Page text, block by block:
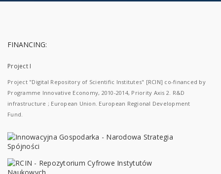
FINANCING:
Project I
Project "Digital Repository of Scientific Institutes" [RCIN] co-financed by
Programme Innovative Economy, 2010-2014, Priority Axis 2. R&D
infrastructure ; European Union. European Regional Development
Fund.